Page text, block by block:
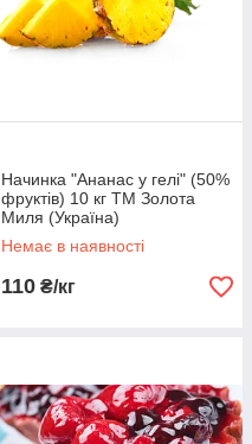
Начинка "Ананас у гелі" (50%
фруктів) 10 кг ТМ Золота
Миля (Україна)
Немає в наявності
110 ₴/кг